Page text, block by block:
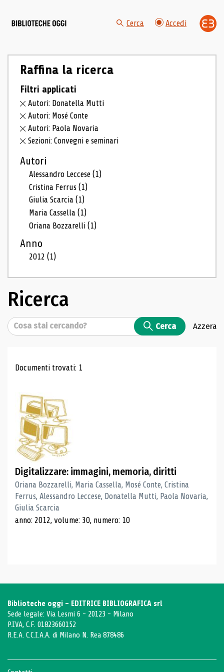
Cerca Accedi
Raffina la ricerca
Filtri applicati
Autori: Donatella Mutti
Autori: Mosé Conte
Autori: Paola Novaria
Sezioni: Convegni e seminari
Autori
Alessandro Leccese(1)
Cristina Ferrus(1)
Giulia Scarcia(1)
Maria Cassella(1)
Oriana Bozzarelli(1)
Anno
2012(1)
Ricerca
Cerca Cerca Azzera
Risultati di ricerca
Documenti trovati: 1
Digitalizzare: immagini, memoria, diritti
Oriana Bozzarelli, Maria Cassella, Mosé Conte, Cristina
Ferrus, Alessandro Leccese, Donatella Mutti, Paola Novaria,
Giulia Scarcia
anno: 2012, volume: 30, numero: 10
Biblioteche oggi - EDITRICE BIBLIOGRAFICA srl
Sede legale: Via Lesmi 6 - 20123 - Milano
P.IVA, C.F. 01823660152
R.E.A. C.C.I.A.A. di Milano N. Rea 878486